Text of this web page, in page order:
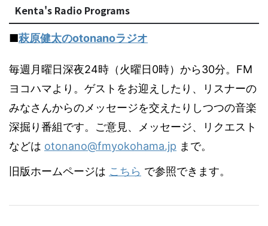
Kenta's Radio Programs
■萩原健太のotonanoラジオ
毎週月曜日深夜24時（火曜日0時）から30分。FM
ヨコハマより。ゲストをお迎えしたり、リスナーの
みなさんからのメッセージを交えたりしつつの音楽
深掘り番組です。ご意見、メッセージ、リクエスト
などは otonano@fmyokohama.jp まで。
旧版ホームページは こちら で参照できます。